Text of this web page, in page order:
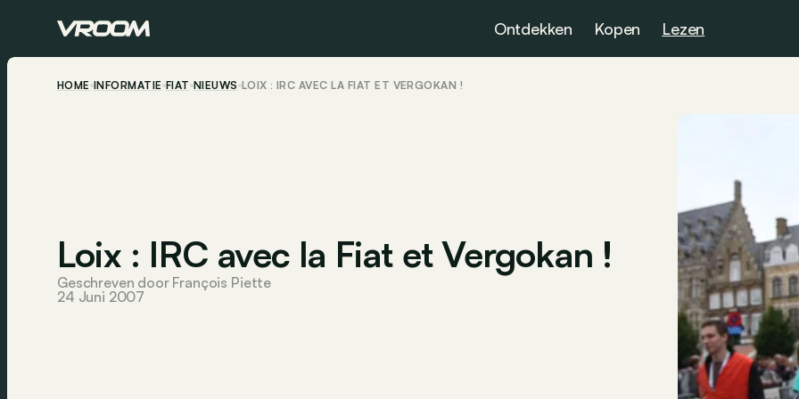
Ontdekken Kopen Lezen
HOME INFORMATIE FIAT NIEUWS LOIX : IRC AVEC LA FIAT ET VERGOKAN !
Loix : IRC avec la Fiat et Vergokan !
Geschreven door François Piette
24 Juni 2007